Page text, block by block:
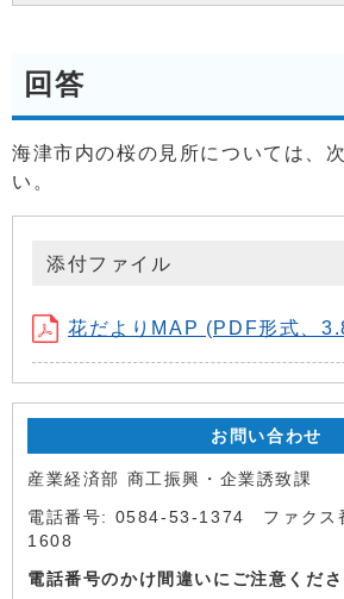
回答
海津市内の桜の見所については、
い。
添付ファイル
花だよりMAP (PDF形式、
お問い合わせ
産業経済部 商工振興・企業誘致課
電話番号: 0584-53-1374 ファクス
1608
電話番号のかけ間違いにご注意くださ